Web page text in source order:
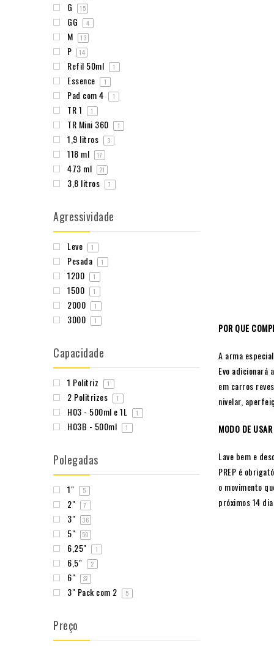
POR QUE
A arma
Evo adicionará
em carros
nivelar,
MODO DE USAR
Lave bem e
PREP é
o movimento
próximos 14
G 15
GG 4
M 13
P 14
Refil 50ml 1
Essence 1
Pad com 4 1
TR 1 1
TR Mini 360 1
1,9 litros 3
118 ml 17
473 ml 21
3,8 litros 7
Agressividade
Leve 1
Pesada 1
1200 1
1500 1
2000 1
3000 1
Capacidade
1 Politriz 1
2 Politrizes 1
H03 - 500ml e 1L 1
H03B - 500ml 1
Polegadas
1" 5
2" 7
3" 36
5" 50
6,25" 1
6,5" 2
6" 37
3" Pack com 2 5
Preço